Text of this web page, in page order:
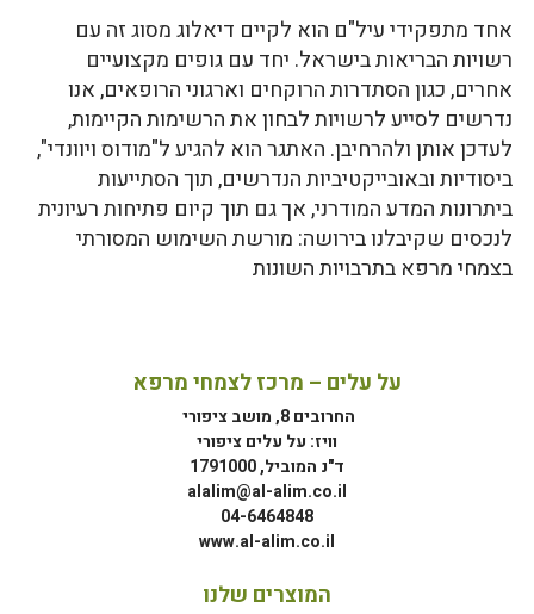
אחד מתפקידי עיל"ם הוא לקיים דיאלוג מסוג זה עם
רשויות הבריאות בישראל. יחד עם גופים מקצועיים
אחרים, כגון הסתדרות הרוקחים וארגוני הרופאים, אנו
נדרשים לסייע לרשויות לבחון את הרשימות הקיימות,
לעדכן אותן ולהרחיבן. האתגר הוא להגיע ל"מודוס ויוונדי",
ביסודיות ובאובייקטיביות הנדרשים, תוך הסתייעות
ביתרונות המדע המודרני, אך גם תוך קיום פתיחות רעיונית
לנכסים שקיבלנו בירושה: מורשת השימוש המסורתי
בצמחי מרפא בתרבויות השונות
על עלים – מרכז לצמחי מרפא
החרובים 8, מושב ציפורי
וויז: על עלים ציפורי
ד"נ המוביל, 1791000
alalim@al-alim.co.il
04-6464848
www.al-alim.co.il
המוצרים שלנו